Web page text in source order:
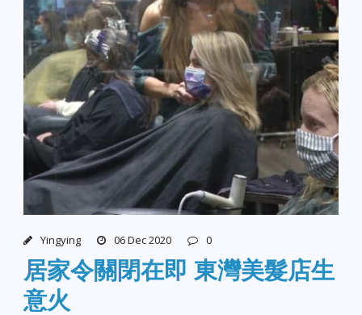
Yingying 06 Dec 2020 0
居家令關閉在即 東灣美髮店生
意火